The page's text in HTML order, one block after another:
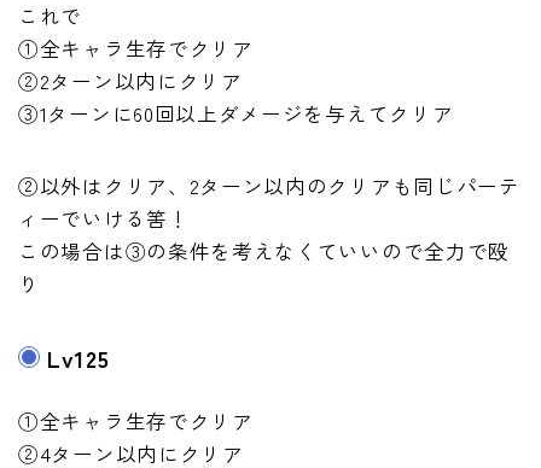
これで
①全キャラ生存でクリア
②2ターン以内にクリア
③1ターンに60回以上ダメージを与えてクリア
②以外はクリア、2ターン以内のクリアも同じパーテ
ィーでいける筈！
この場合は③の条件を考えなくていいので全力で殴
り
Lv125
①全キャラ生存でクリア
②4ターン以内にクリア